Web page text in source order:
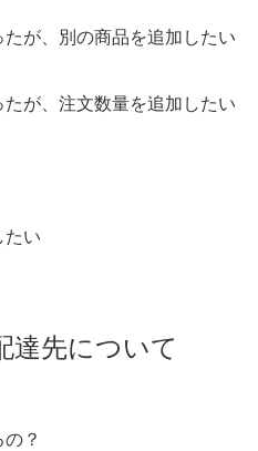
が、別の商品を追加したい
が、注文数量を追加したい
い
達先について
？